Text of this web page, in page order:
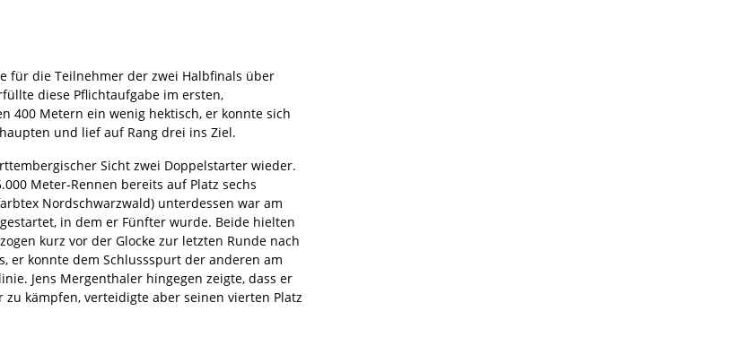
für die Teilnehmer der zwei Halbfinals über
diese Pflichtaufgabe im ersten,
400 Metern ein wenig hektisch, er konnte sich
und lief auf Rang drei ins Ziel.
Sicht zwei Doppelstarter wieder.
Meter-Rennen bereits auf Platz sechs
Nordschwarzwald) unterdessen war am
in dem er Fünfter wurde. Beide hielten
kurz vor der Glocke zur letzten Runde nach
er konnte dem Schlussspurt der anderen am
Jens Mergenthaler hingegen zeigte, dass er
kämpfen, verteidigte aber seinen vierten Platz